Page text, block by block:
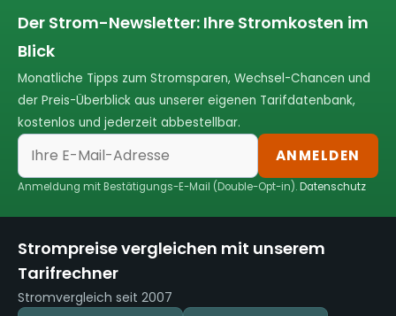
Der Strom-Newsletter: Ihre Stromkosten im
Blick
Monatliche Tipps zum Stromsparen, Wechsel-Chancen und
der Preis-Überblick aus unserer eigenen Tarifdatenbank,
kostenlos und jederzeit abbestellbar.
ANMELDEN
Anmeldung mit Bestätigungs-E-Mail (Double-Opt-in).Datenschutz
Strompreise vergleichen mit unserem
Tarifrechner
Stromvergleich seit 2007